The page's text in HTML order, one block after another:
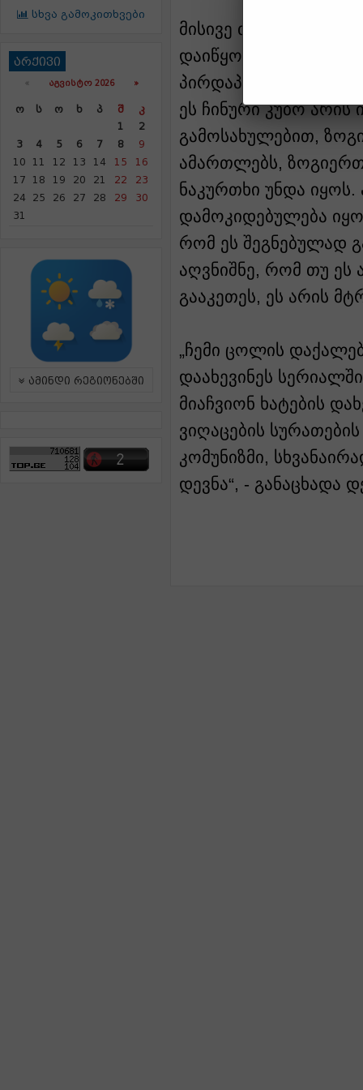
სხვა გამოკითხვები
არქივი
« ᲐᲒᲕᲘᲡᲢᲝ 2026 »
Ო Ს Ო Ხ Პ Შ
Კ
1
2
3
4 5 6 7 8
9
10
11 12 13 14 15
16
17
18 19 20 21 22
23
24
25 26 27 28 29
30
31
ამინდი რეგიონებში
მისივე თქმით,
დაიწყო კომუნიზმი.
პირდაპირ წერია იმ
ეს ჩინური კუბო არის
გამოსახულებით,
ამართლებს,
ნაკურთხი უნდა იყოს.
დამოკიდებულება
რომ ეს შეგნებულად
აღვნიშნე, რომ თუ ეს
გააკეთეს, ეს არის
„ჩემი ცოლის
დაახევინეს
მიაჩვიონ ხატების
ვიღაცების
კომუნიზმი,
დევნა“, - განაცხადა